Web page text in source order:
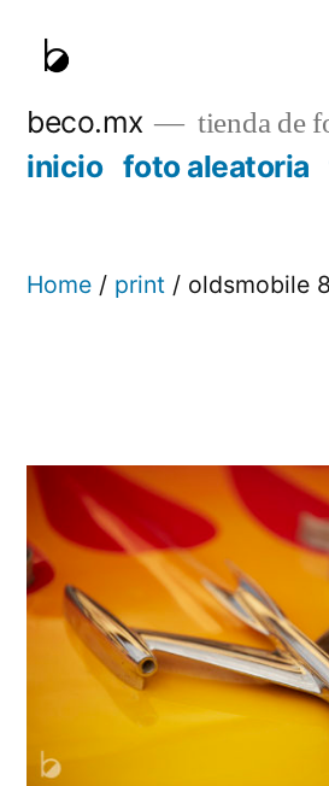
content
beco.mx tienda de
inicio foto aleatoria
Home / print / oldsmobile